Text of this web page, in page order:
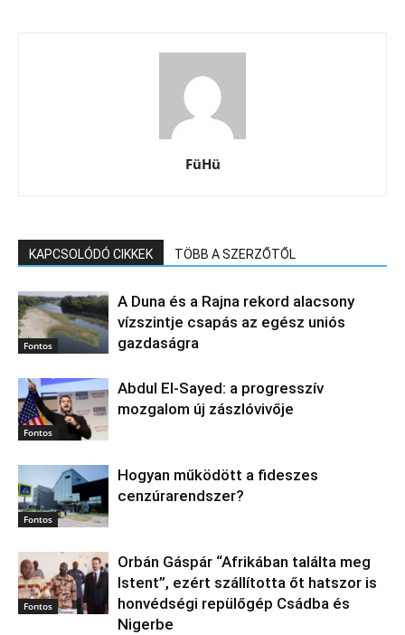
FüHü
KAPCSOLÓDÓ CIKKEK TÖBB A SZERZŐTŐL
Fontos
A Duna és a Rajna rekord alacsony
vízszintje csapás az egész uniós
gazdaságra
Fontos
Abdul El‑Sayed: a progresszív
mozgalom új zászlóvivője
Fontos
Hogyan működött a fideszes
cenzúrarendszer?
Fontos
Orbán Gáspár “Afrikában találta meg
Istent”, ezért szállította őt hatszor is
honvédségi repülőgép Csádba és
Nigerbe